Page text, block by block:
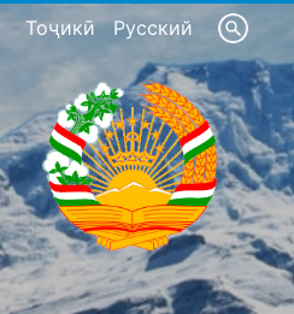
Тоҷикӣ Русский